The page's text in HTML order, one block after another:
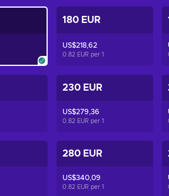
180 EUR
US$218,62
0.82 EUR per 1
230 EUR
US$279,36
0.82 EUR per 1
280 EUR
US$340,09
0.82 EUR per 1